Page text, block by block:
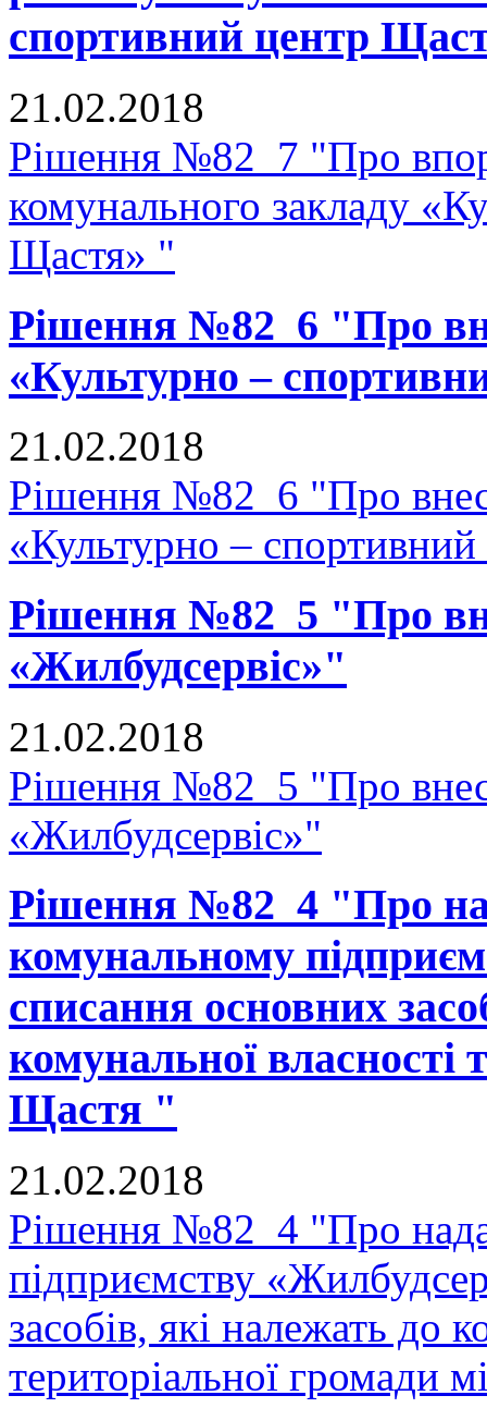
спортивний центр
21.02.2018
Рішення №82_7 "Про
комунального закладу
Щастя» "
Рішення №82_6 "Про
«Культурно –
21.02.2018
Рішення №82_6 "Про
«Культурно –
Рішення №82_5 "Про
«Жилбудсервіс»"
21.02.2018
Рішення №82_5 "Про
«Жилбудсервіс»"
Рішення №82_4 "Про
комунальному
списання основних
комунальної власності
Щастя "
21.02.2018
Рішення №82_4 "Про
підприємству
засобів, які належать до
територіальної громади